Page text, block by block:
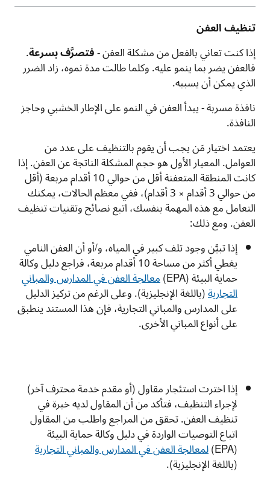
تنظيف العفن
إذا كنت تعاني بالفعل من مشكلة العفن -فتصرَّف بسرعة.
فالعفن يضر بما ينمو عليه. وكلما طالت مدة نموه، زاد الضرر
الذي يمكن أن يسببه.
نافذة مسربة - يبدأ العفن في النمو على الإطار الخشبي وحاجز
النافذة.
يعتمد اختيار مَن يجب أن يقوم بالتنظيف على عدد من
العوامل. المعيار الأول هو حجم المشكلة الناتجة عن العفن. إذا
كانت المنطقة المتعفنة أقل من حوالي 10 أقدام مربعة (أقل
من حوالي 3 أقدام × 3 أقدام)، ففي معظم الحالات، يمكنك
التعامل مع هذه المهمة بنفسك، اتبع نصائح وتقنيات تنظيف
العفن. ومع ذلك:
إذا تبيَّن وجود تلف كبير في المياه، و/أو أن العفن النامي
يغطي أكثر من مساحة 10 أقدام مربعة، فراجع دليل وكالة
حماية البيئة (EPA
)معالجة العفن في المدارس والمباني
التجارية(باللغة الإنجليزية). وعلى الرغم من تركيز الدليل
على المدارس والمباني التجارية، فإن هذا المستند ينطبق
على أنواع المباني الأخرى.
إذا اخترت استئجار مقاول (أو مقدم خدمة محترف آخر)
لإجراء التنظيف، فتأكد من أن المقاول لديه خبرة في
تنظيف العفن. تحقق من المراجع واطلب من المقاول
اتباع التوصيات الواردة في دليل وكالة حماية البيئة
(
EPA
)لمعالجة العفن في المدارس والمباني التجارية
(باللغة الإنجليزية).